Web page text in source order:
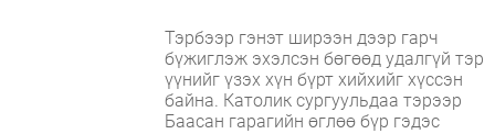
Тэрбээр гэнэт ширээн дээр гарч
бүжиглэж эхэлсэн бөгөөд удалгүй тэр
үүнийг үзэх хүн бүрт хийхийг хүссэн
байна. Католик сургуульдаа тэрээр
Баасан гарагийн өглөө бүр гэдэс